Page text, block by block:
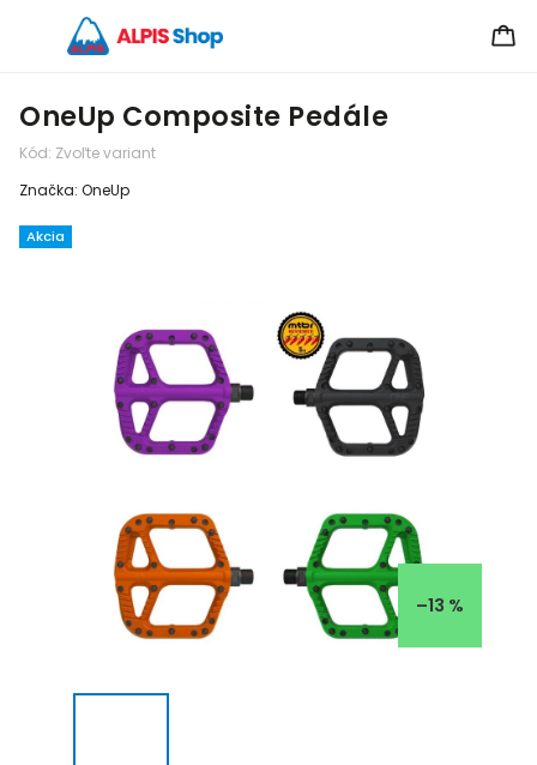
OneUp Composite Pedále
Kód: Zvoľte variant
Akcia
Značka: OneUp
–13 %